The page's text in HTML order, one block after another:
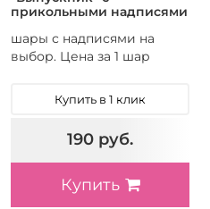
прикольными надписями
шары с надписями на
выбор. Цена за 1 шар
Купить в 1 клик
190 руб.
Купить